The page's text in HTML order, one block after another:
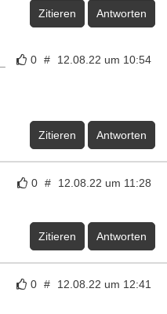
Zitieren Antworten
0 # 12.08.22 um 10:54
Zitieren Antworten
0 # 12.08.22 um 11:28
Zitieren Antworten
0 # 12.08.22 um 12:41